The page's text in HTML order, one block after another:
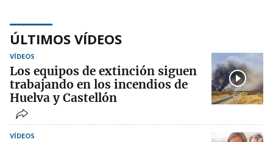
ÚLTIMOS VÍDEOS
VÍDEOS
Los equipos de extinción siguen
trabajando en los incendios de
Huelva y Castellón
VÍDEOS